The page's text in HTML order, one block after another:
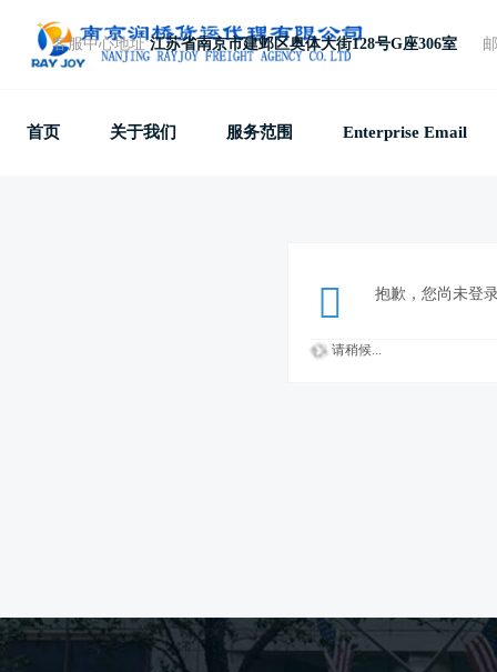
客服中心地址 江苏省南京市建邺区奥体大街128号G座306室
首页 关于我们 服务范围 Enterprise Email
抱歉，您尚未登
请稍候...